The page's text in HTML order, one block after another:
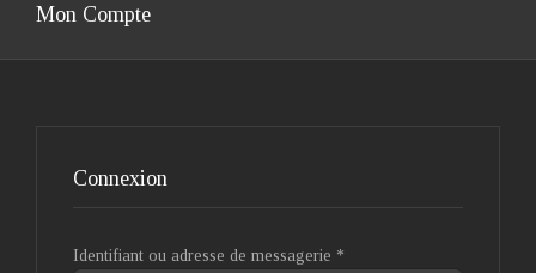
Mon Compte
Connexion
Identifiant ou adresse de messagerie *